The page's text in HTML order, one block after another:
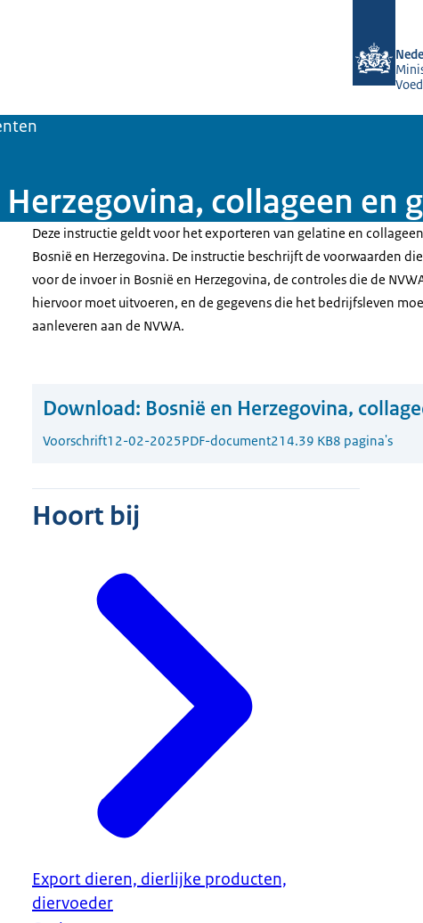
collageen en
Deze instructie geldt voor het exporteren van gelatine en
Bosnië en Herzegovina. De instructie beschrijft de voorwaarden
voor de invoer in Bosnië en Herzegovina, de controles die de
hiervoor moet uitvoeren, en de gegevens die het bedrijfsleven
aanleveren aan de NVWA.
Download: Bosnië en Herzegovina,
Voorschrift12-02-2025PDF-document214.39 KB8 pagina's
Hoort bij
Export dieren, dierlijke producten,
diervoeder